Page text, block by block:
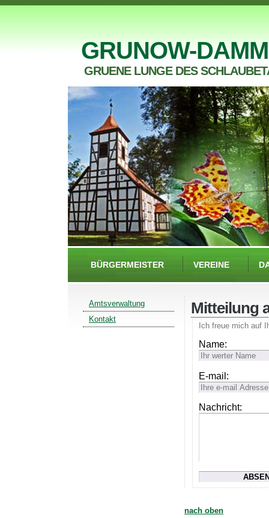
GRUNOW-
GRUENE LUNGE DES
BÜRGERMEISTER VEREINE
Mitteilung
Ich freue mich auf
Name:
E-mail:
Nachricht:
nach oben
Amtsverwaltung
Kontakt